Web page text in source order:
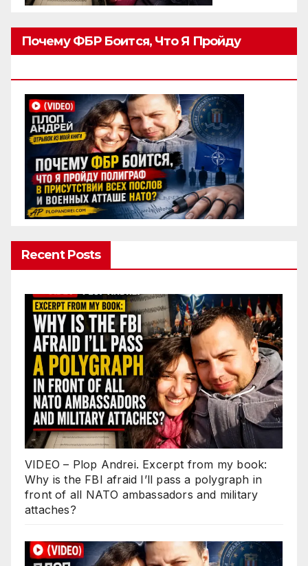
Почему ФБР Боится, Что Я Пройду
Recent Posts
VIDEO – Plop Andrei. Excerpt from my book:
Why is the FBI afraid I’ll pass a polygraph in
front of all NATO ambassadors and military
attaches?